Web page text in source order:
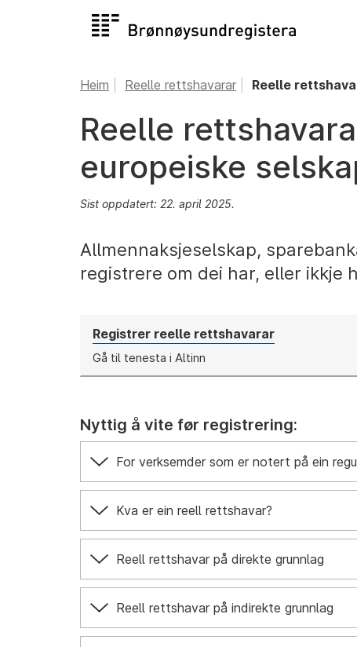
Heim Reelle rettshavarar Reelle
Reelle
europeiske
Sist oppdatert: 22. april 2025.
Allmennaksjeselskap,
registrere om dei har, eller ikkje
Registrer reelle rettshavarar
Gå til tenesta i Altinn
Nyttig å vite før registrering:
For verksemder som er notert på ein
Kva er ein reell rettshavar?
Reell rettshavar på direkte grunnlag
Reell rettshavar på indirekte grunnlag